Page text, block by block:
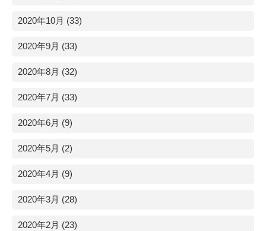
2020年10月 (33)
2020年9月 (33)
2020年8月 (32)
2020年7月 (33)
2020年6月 (9)
2020年5月 (2)
2020年4月 (9)
2020年3月 (28)
2020年2月 (23)